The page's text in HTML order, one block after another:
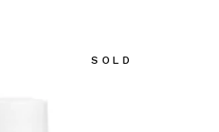
SOLD